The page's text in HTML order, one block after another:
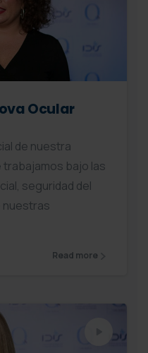
Ocular
de nuestra
trabajamos bajo las
seguridad del
nuestras
Read more